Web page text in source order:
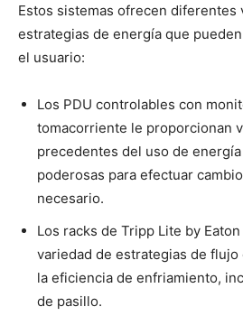
Estos sistemas ofrecen diferentes
estrategias de energía que
el usuario:
Los PDU controlables con
tomacorriente le proporcionan
precedentes del uso de
poderosas para efectuar
necesario.
Los racks de Tripp Lite by
variedad de estrategias de flujo
la eficiencia de enfriamiento,
de pasillo.